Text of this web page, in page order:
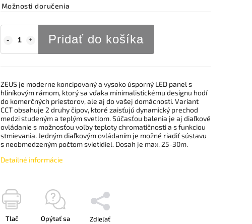
Možnosti doručenia
Pridať do košíka
ZEUS je moderne koncipovaný a vysoko úsporný LED panel s
hliníkovým rámom, ktorý sa vďaka minimalistickému designu hodí
do komerčných priestorov, ale aj do vašej domácnosti. Variant
CCT obsahuje 2 druhy čipov, ktoré zaisťujú dynamický prechod
medzi studeným a teplým svetlom. Súčasťou balenia je aj diaľkové
ovládanie s možnosťou voľby teploty chromatičnosti a s funkciou
stmievania. Jedným diaľkovým ovládaním je možné riadiť sústavu
s neobmedzeným počtom svietidiel. Dosah je max. 25-30m.
Detailné informácie
Tlač Opýtať sa Zdieľať